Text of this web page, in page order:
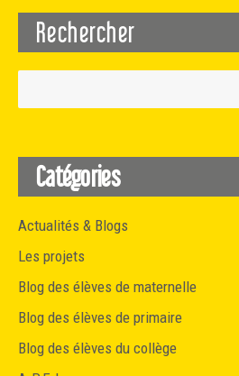
Rechercher
Catégories
Actualités & Blogs
Les projets
Blog des élèves de maternelle
Blog des élèves de primaire
Blog des élèves du collège